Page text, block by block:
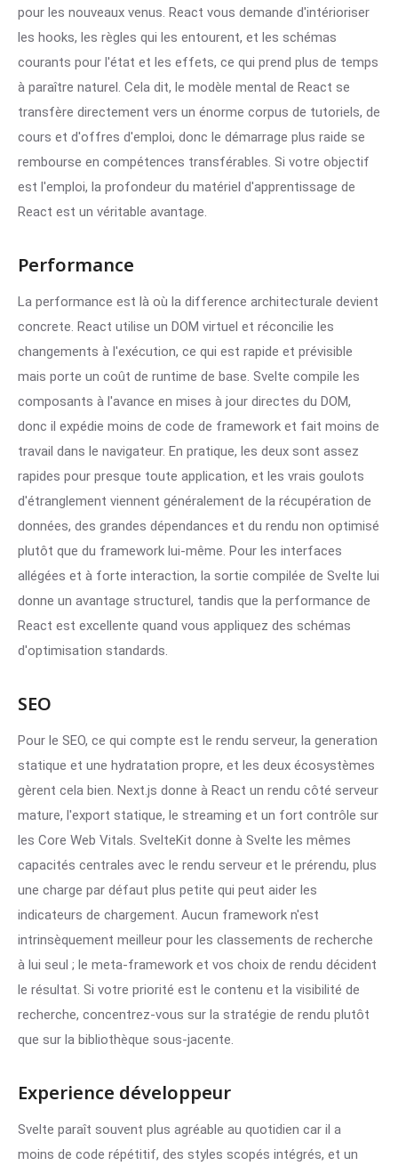
pour les nouveaux venus. React vous demande d'intérioriser
les hooks, les règles qui les entourent, et les schémas
courants pour l'état et les effets, ce qui prend plus de temps
à paraître naturel. Cela dit, le modèle mental de React se
transfère directement vers un énorme corpus de tutoriels, de
cours et d'offres d'emploi, donc le démarrage plus raide se
rembourse en compétences transférables. Si votre objectif
est l'emploi, la profondeur du matériel d'apprentissage de
React est un véritable avantage.
Performance
La performance est là où la difference architecturale devient
concrete. React utilise un DOM virtuel et réconcilie les
changements à l'exécution, ce qui est rapide et prévisible
mais porte un coût de runtime de base. Svelte compile les
composants à l'avance en mises à jour directes du DOM,
donc il expédie moins de code de framework et fait moins de
travail dans le navigateur. En pratique, les deux sont assez
rapides pour presque toute application, et les vrais goulots
d'étranglement viennent généralement de la récupération de
données, des grandes dépendances et du rendu non optimisé
plutôt que du framework lui-même. Pour les interfaces
allégées et à forte interaction, la sortie compilée de Svelte lui
donne un avantage structurel, tandis que la performance de
React est excellente quand vous appliquez des schémas
d'optimisation standards.
SEO
Pour le SEO, ce qui compte est le rendu serveur, la generation
statique et une hydratation propre, et les deux écosystèmes
gèrent cela bien. Next.js donne à React un rendu côté serveur
mature, l'export statique, le streaming et un fort contrôle sur
les Core Web Vitals. SvelteKit donne à Svelte les mêmes
capacités centrales avec le rendu serveur et le prérendu, plus
une charge par défaut plus petite qui peut aider les
indicateurs de chargement. Aucun framework n'est
intrinsèquement meilleur pour les classements de recherche
à lui seul ; le meta-framework et vos choix de rendu décident
le résultat. Si votre priorité est le contenu et la visibilité de
recherche, concentrez-vous sur la stratégie de rendu plutôt
que sur la bibliothèque sous-jacente.
Experience développeur
Svelte paraît souvent plus agréable au quotidien car il a
moins de code répétitif, des styles scopés intégrés, et un